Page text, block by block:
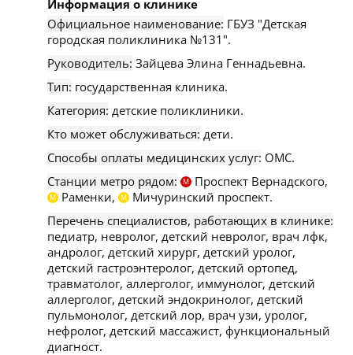
Информация о клинике
Официальное наименование: ГБУЗ "Детская
городская поликлиника №131".
Руководитель: Зайцева Элина Геннадьевна.
Тип: государственная клиника.
Категория: детские поликлиники.
Кто может обслуживаться: дети.
Способы оплаты медицинских услуг: ОМС.
Станции метро рядом:
М Проспект Вернадского,
М Раменки, М
Мичуринский проспект.
Перечень специалистов, работающих в клинике:
педиатр, невролог, детский невролог, врач лфк,
андролог, детский хирург, детский уролог,
детский гастроэнтеролог, детский ортопед,
травматолог, аллерголог, иммунолог, детский
аллерголог, детский эндокринолог, детский
пульмонолог, детский лор, врач узи, уролог,
нефролог, детский массажист, функциональный
диагност.